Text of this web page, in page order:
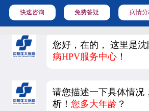
快速咨询 免费答疑 病情分
您好，在的， 这里是
病HPV服务中心 ！
请您描述一下具体情况
析！您多大年龄 ？